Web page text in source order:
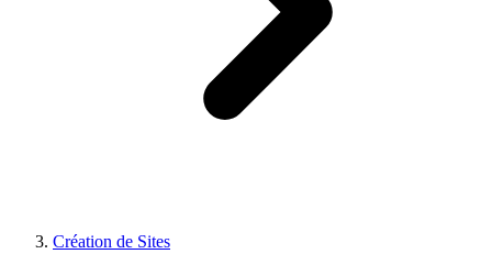
Création de Sites